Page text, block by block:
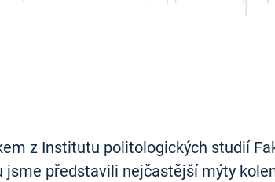
z Institutu politologických studií
představili nejčastější mýty